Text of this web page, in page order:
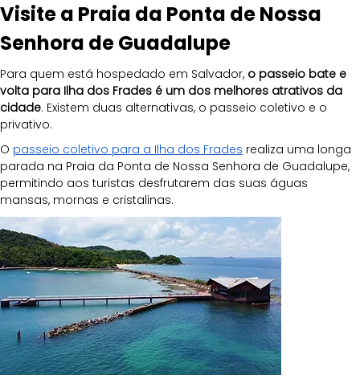
Visite a Praia da Ponta de Nossa
Senhora de Guadalupe
Para quem está hospedado em Salvador, o passeio bate e
volta para Ilha dos Frades é um dos melhores atrativos da
cidade. Existem duas alternativas, o passeio coletivo e o
privativo.
O passeio coletivo para a Ilha dos Frades realiza uma longa
parada na Praia da Ponta de Nossa Senhora de Guadalupe,
permitindo aos turistas desfrutarem das suas águas
mansas, mornas e cristalinas.